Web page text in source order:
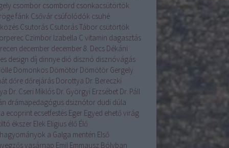
csombor csombord csonkacsütörtök
fánk Csővár csúfolódók csuhé
Csutorás Csutorás Tábor csütörtök
Czimbor Izabella C vitamin dagasztás
december december 8. Decs Dékáni
design díj dinnye dió disznó disznóvágás
Domonkos Dömötör Dömötör Gergely
dőre dőrejárás Dorottya Dr. Bereczki
Dr. Cseri Miklós Dr. Györgyi Erzsébet Dr. Páll
drámapedagógus dsiznótor dudi dúla
ecoprint ecsetfestés Eger Egyed ehető virág
ékszer Elek Eligius élő Élő
a Galga mentén Első
vasárnap Emil Emmausz Bólyban